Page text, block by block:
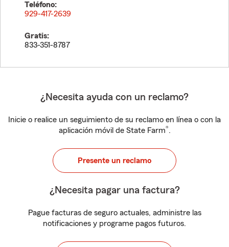
Teléfono:
929-417-2639
Gratis:
833-351-8787
¿Necesita ayuda con un reclamo?
Inicie o realice un seguimiento de su reclamo en línea o con la
aplicación móvil de State Farm®.
Presente un reclamo
¿Necesita pagar una factura?
Pague facturas de seguro actuales, administre las
notificaciones y programe pagos futuros.